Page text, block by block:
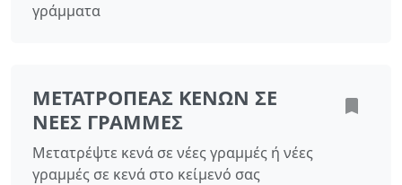
γράμματα
ΜΕΤΑΤΡΟΠΈΑΣ ΚΕΝΏΝ ΣΕ
ΝΈΕΣ ΓΡΑΜΜΈΣ
Μετατρέψτε κενά σε νέες γραμμές ή νέες
γραμμές σε κενά στο κείμενό σας